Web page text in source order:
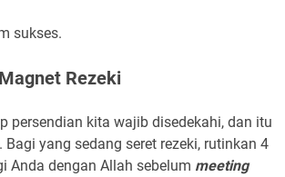
sukses.
Rezeki
persendian kita wajib disedekahi, dan itu
yang sedang seret rezeki, rutinkan 4
Anda dengan Allah sebelum meeting